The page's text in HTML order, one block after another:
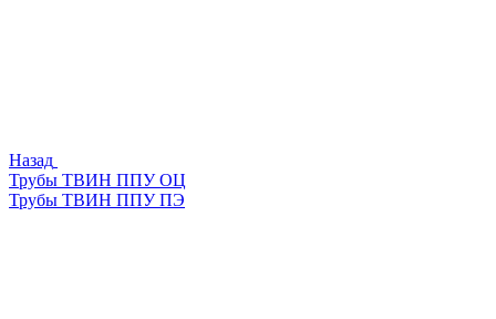
Назад
Трубы ТВИН ППУ ОЦ
Трубы ТВИН ППУ ПЭ